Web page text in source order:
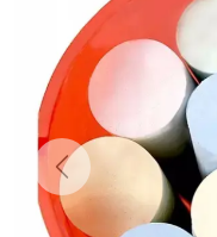
Previous